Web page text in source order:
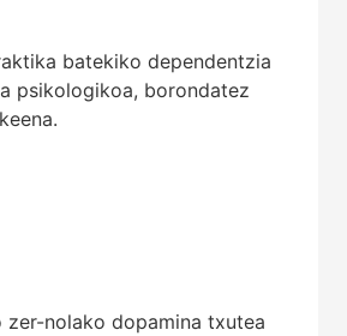
batekiko dependentzia
psikologikoa, borondatez
zer-nolako dopamina txutea